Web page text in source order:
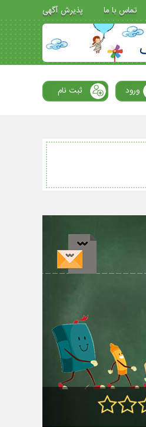
تماس با ما پذیرش آگهی
ورود ثبت نام